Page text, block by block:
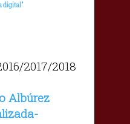
digital"
2017/2018
Albúrez